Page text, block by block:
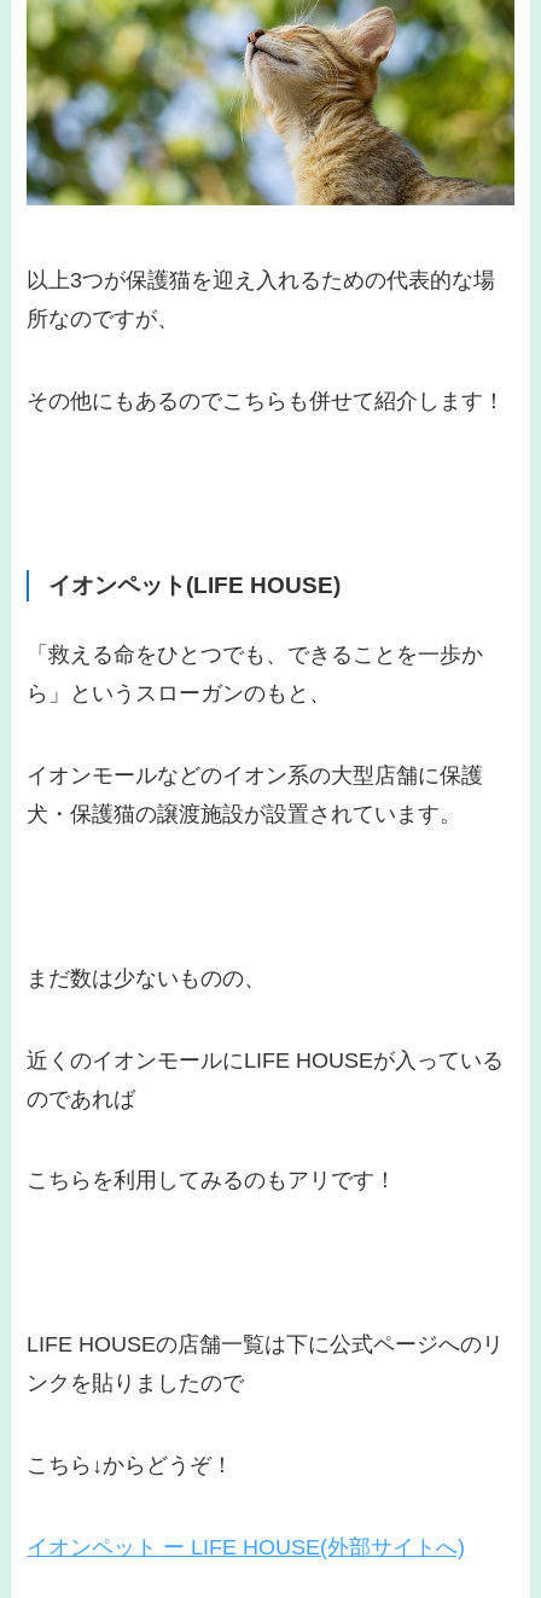
以上3つが保護猫を迎え入れるための代表的な場
所なのですが、
その他にもあるのでこちらも併せて紹介します！
イオンペット(LIFE HOUSE)
「救える命をひとつでも、できることを一歩か
ら」というスローガンのもと、
イオンモールなどのイオン系の大型店舗に保護
犬・保護猫の譲渡施設が設置されています。
まだ数は少ないものの、
近くのイオンモールにLIFE HOUSEが入っている
のであれば
こちらを利用してみるのもアリです！
LIFE HOUSEの店舗一覧は下に公式ページへのリ
ンクを貼りましたので
こちら↓からどうぞ！
イオンペット ー LIFE HOUSE(外部サイトへ)